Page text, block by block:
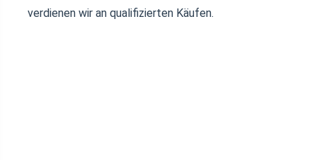
verdienen wir an qualifizierten Käufen.